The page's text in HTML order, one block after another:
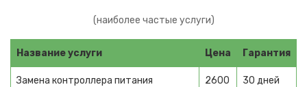
Сотовые телефоны(наиболее частые услуги)
Название услуги Цена Гарантия
Замена контроллера питания 2600 30 дней